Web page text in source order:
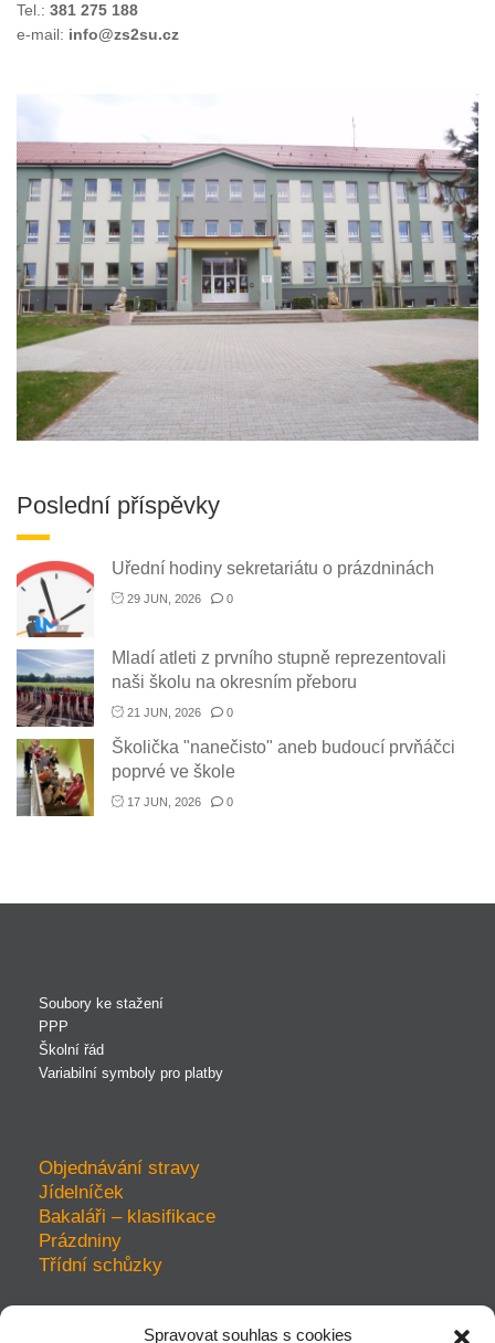
Spravovat souhlas s cookies
Tel.: 381 275 188
e-mail: info@zs2su.cz
Poslední příspěvky
Uřední hodiny sekretariátu o prázdninách
29 JUN, 2026 0
Mladí atleti z prvního stupně reprezentovali
naši školu na okresním přeboru
21 JUN, 2026 0
Školička "nanečisto" aneb budoucí prvňáčci
poprvé ve škole
17 JUN, 2026 0
Soubory ke stažení
PPP
Školní řád
Variabilní symboly pro platby
Objednávání stravy
Jídelníček
Bakaláři – klasifikace
Prázdniny
Třídní schůzky